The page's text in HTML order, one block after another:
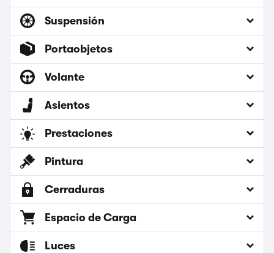
Suspensión
Portaobjetos
Volante
Asientos
Prestaciones
Pintura
Cerraduras
Espacio de Carga
Luces